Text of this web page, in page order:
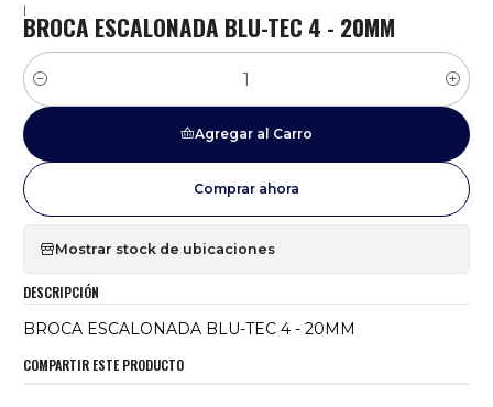
|
BROCA ESCALONADA BLU-TEC 4 - 20MM
Cantidad
Agregar al Carro
Comprar ahora
Mostrar stock de ubicaciones
DESCRIPCIÓN
BROCA ESCALONADA BLU-TEC 4 - 20MM
COMPARTIR ESTE PRODUCTO